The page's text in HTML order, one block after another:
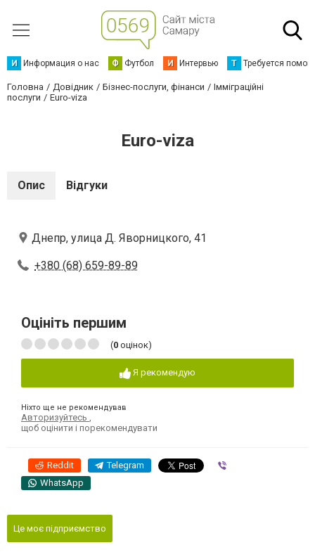
И Информация о нас Ф Футбол И Интервью Т Требуется
Головна Довідник Бізнес-послуги, фінанси
Імміграційні
послуги
Euro-viza
Euro-viza
Опис Відгуки
Днепр, улица Д. Яворницкого, 41
+380 (68) 659-89-89
Оцініть першим
(0 оцінок)
Я рекомендую
Ніхто ще не рекомендував
Авторизуйтесь
щоб оцінити і порекомендувати
Reddit Telegram
WhatsApp
Це моє підприємство